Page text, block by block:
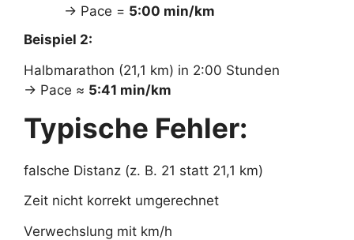
→ Pace = 5:00 min/km
Beispiel 2:
Halbmarathon (21,1 km) in 2:00 Stunden
→ Pace ≈ 5:41 min/km
Typische Fehler:
falsche Distanz (z. B. 21 statt 21,1 km)
Zeit nicht korrekt umgerechnet
Verwechslung mit km/h